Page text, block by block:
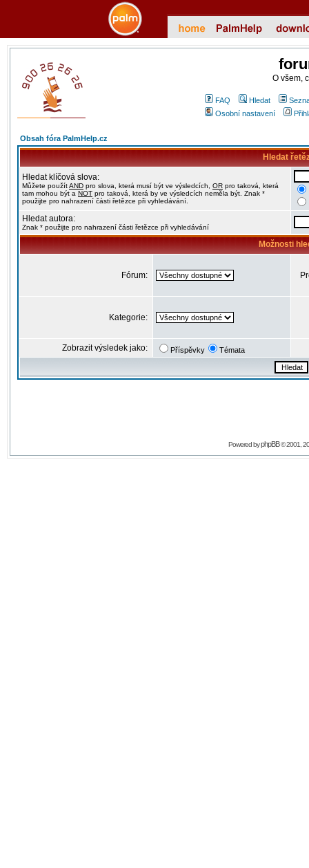
O všem,
FAQ Hledat
Osobní nastavení
Obsah fóra PalmHelp.cz
Hledat
Hledat klíčová slova:
Můžete použítAND pro slova, která musí být ve výsledcích, OR pro taková, která
tam mohou být a NOT pro taková, která by ve výsledcích neměla být. Znak *
použijte pro nahrazení části řetězce při vyhledávání.
Hledat autora:
Znak * použijte pro nahrazení části řetězce při vyhledávání
Možnosti
Fórum:
Kategorie:
Zobrazit výsledek jako: Příspěvky Témata
Powered byphpBB© 2001,